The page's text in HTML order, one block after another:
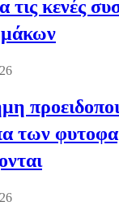
τις κενές
των